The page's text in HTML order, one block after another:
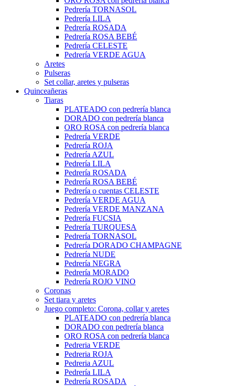
Pedrería TORNASOL
Pedrería LILA
Pedrería ROSADA
Pedrería ROSA BEBÉ
Pedrería CELESTE
Pedrería VERDE AGUA
Aretes
Pulseras
Set collar, aretes y pulseras
Quinceañeras
Tiaras
PLATEADO con pedrería blanca
DORADO con pedrería blanca
ORO ROSA con pedrería blanca
Pedrería VERDE
Pedrería ROJA
Pedrería AZUL
Pedrería LILA
Pedrería ROSADA
Pedrería ROSA BEBÉ
Pedrería o cuentas CELESTE
Pedrería VERDE AGUA
Pedrería VERDE MANZANA
Pedrería FUCSIA
Pedrería TURQUESA
Pedrería TORNASOL
Pedrería DORADO CHAMPAGNE
Pedrería NUDE
Pedrería NEGRA
Pedrería MORADO
Pedrería ROJO VINO
Coronas
Set tiara y aretes
Juego completo: Corona, collar y aretes
PLATEADO con pedrería blanca
DORADO con pedrería blanca
ORO ROSA con pedrería blanca
Pedreria VERDE
Pedreria ROJA
Pedreria AZUL
Pedrería LILA
Pedrería ROSADA